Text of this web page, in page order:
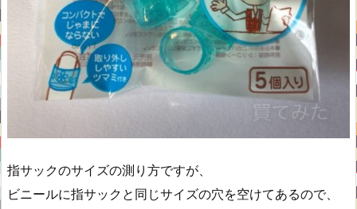
指サックのサイズの測り方ですが、
ビニールに指サックと同じサイズの穴を空けてあるので、